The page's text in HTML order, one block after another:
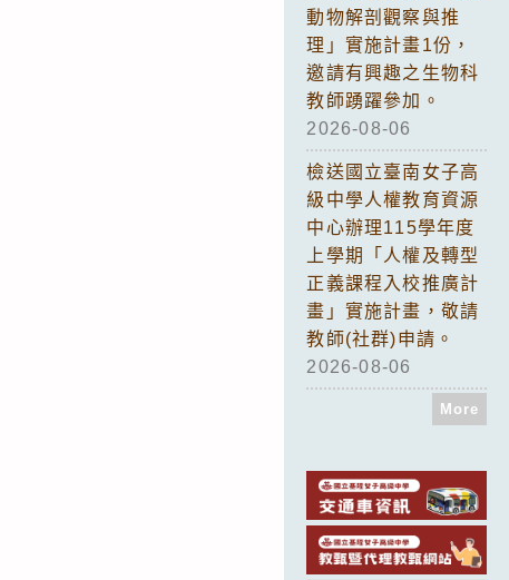
動物解剖觀察與推
理」實施計畫1份，
邀請有興趣之生物科
教師踴躍參加。
2026-08-06
檢送國立臺南女子高
級中學人權教育資源
中心辦理115學年度
上學期「人權及轉型
正義課程入校推廣計
畫」實施計畫，敬請
教師(社群)申請。
2026-08-06
More